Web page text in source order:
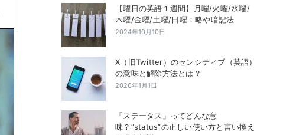
【曜日の英語１週間】月曜/火曜/水曜/
木曜/金曜/土曜/日曜：略や暗記法
2024年10月10日
X（旧Twitter）のセンシティブ（英語）
の意味と解除方法とは？
2026年1月1日
「ステータス」ってどんな意
味？”status”の正しい使い方と言い換え